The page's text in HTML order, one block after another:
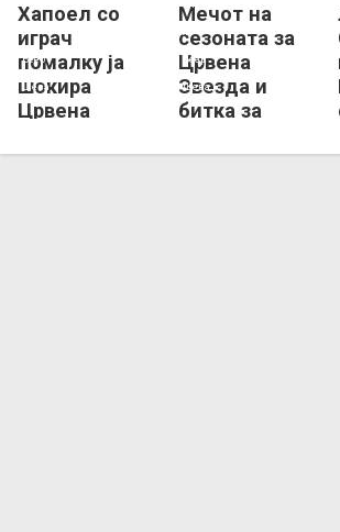
Хапоел со
играч
помалку ја
шокира
Црвена
Унгарија
Хапоел Беер Шева
Мечот на
сезоната за
Црвена
Звезда и
битка за
милиони
Хапоел Беер Шева